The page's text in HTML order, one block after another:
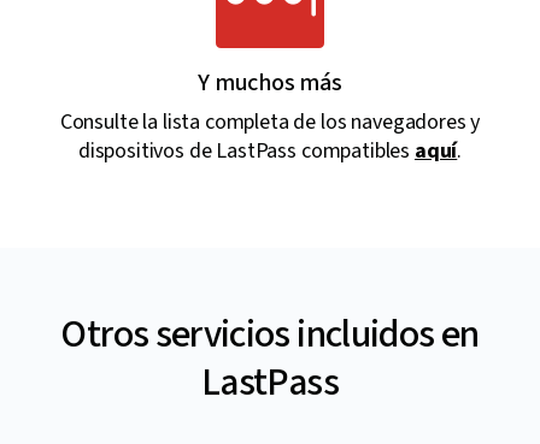
Y muchos más
Consulte la lista completa de los navegadores y
dispositivos de LastPass compatibles aquí.
Otros servicios incluidos en
LastPass